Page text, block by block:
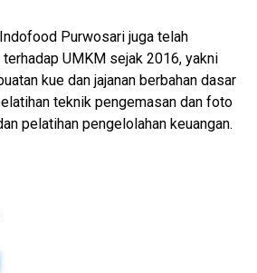
Purwosari juga telah
UMKM sejak 2016, yakni
kue dan jajanan berbahan dasar
teknik pengemasan dan foto
pelatihan pengelolahan keuangan.